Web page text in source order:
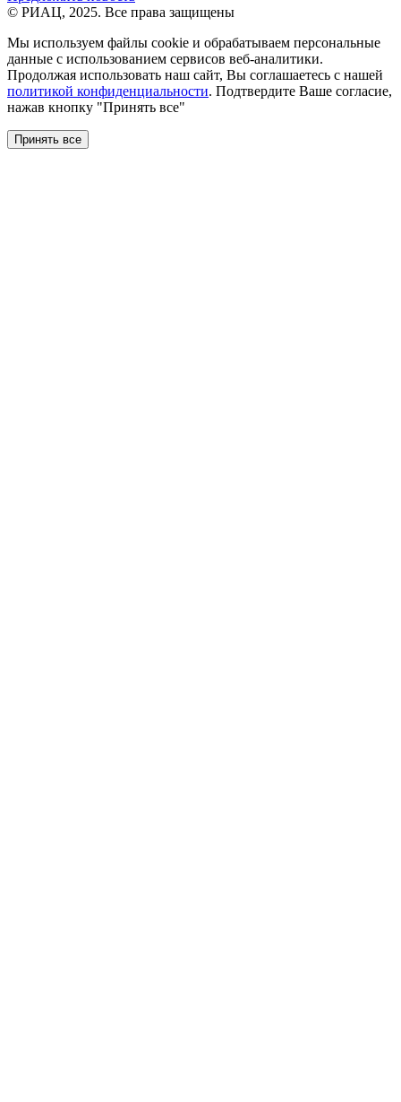
© РИАЦ, 2025. Все права защищены
Мы используем файлы сookie и обрабатываем персональные
данные с использованием сервисов веб-аналитики.
Продолжая использовать наш сайт, Вы соглашаетесь с нашей
политикой конфиденциальности. Подтвердите Ваше согласие,
нажав кнопку "Принять все"
Принять все